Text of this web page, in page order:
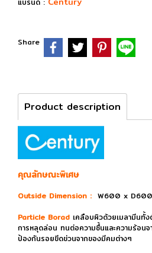
Share
Product description
คุณลักษณะพิเศษ
Outside Dimension : W600 x
Particle Borad เคลือบผิวด้วยเมลามีนทั้
การหลุดล่อน ทนต่อความชื้นและความร้อนจ
ป้องกันรอยขีดข่วนจากของมีคมต่างๆ